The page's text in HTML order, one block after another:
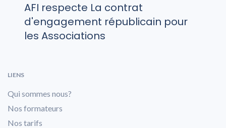
AFI respecte La contrat
d'engagement républicain pour
les Associations
LIENS
Qui sommes nous?
Nos formateurs
Nos tarifs